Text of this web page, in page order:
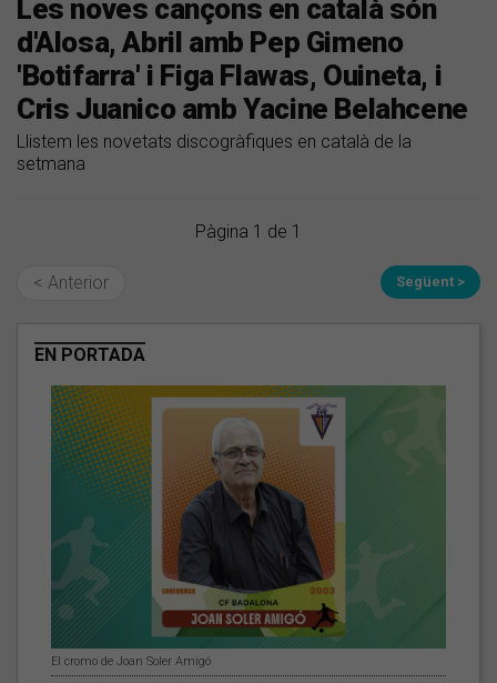
Les noves cançons en català són
d'Alosa, Abril amb Pep Gimeno
'Botifarra' i Figa Flawas, Ouineta, i
Cris Juanico amb Yacine Belahcene
Llistem les novetats discogràfiques en català de la
setmana
Pàgina 1 de 1
< Anterior Següent >
EN PORTADA
El cromo de Joan Soler Amigó